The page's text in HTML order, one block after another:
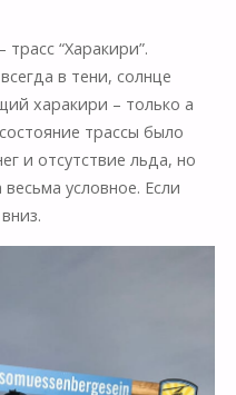
“Харакири”.
в тени, солнце
харакири – только а
трассы было
и отсутствие льда, но
условное. Если